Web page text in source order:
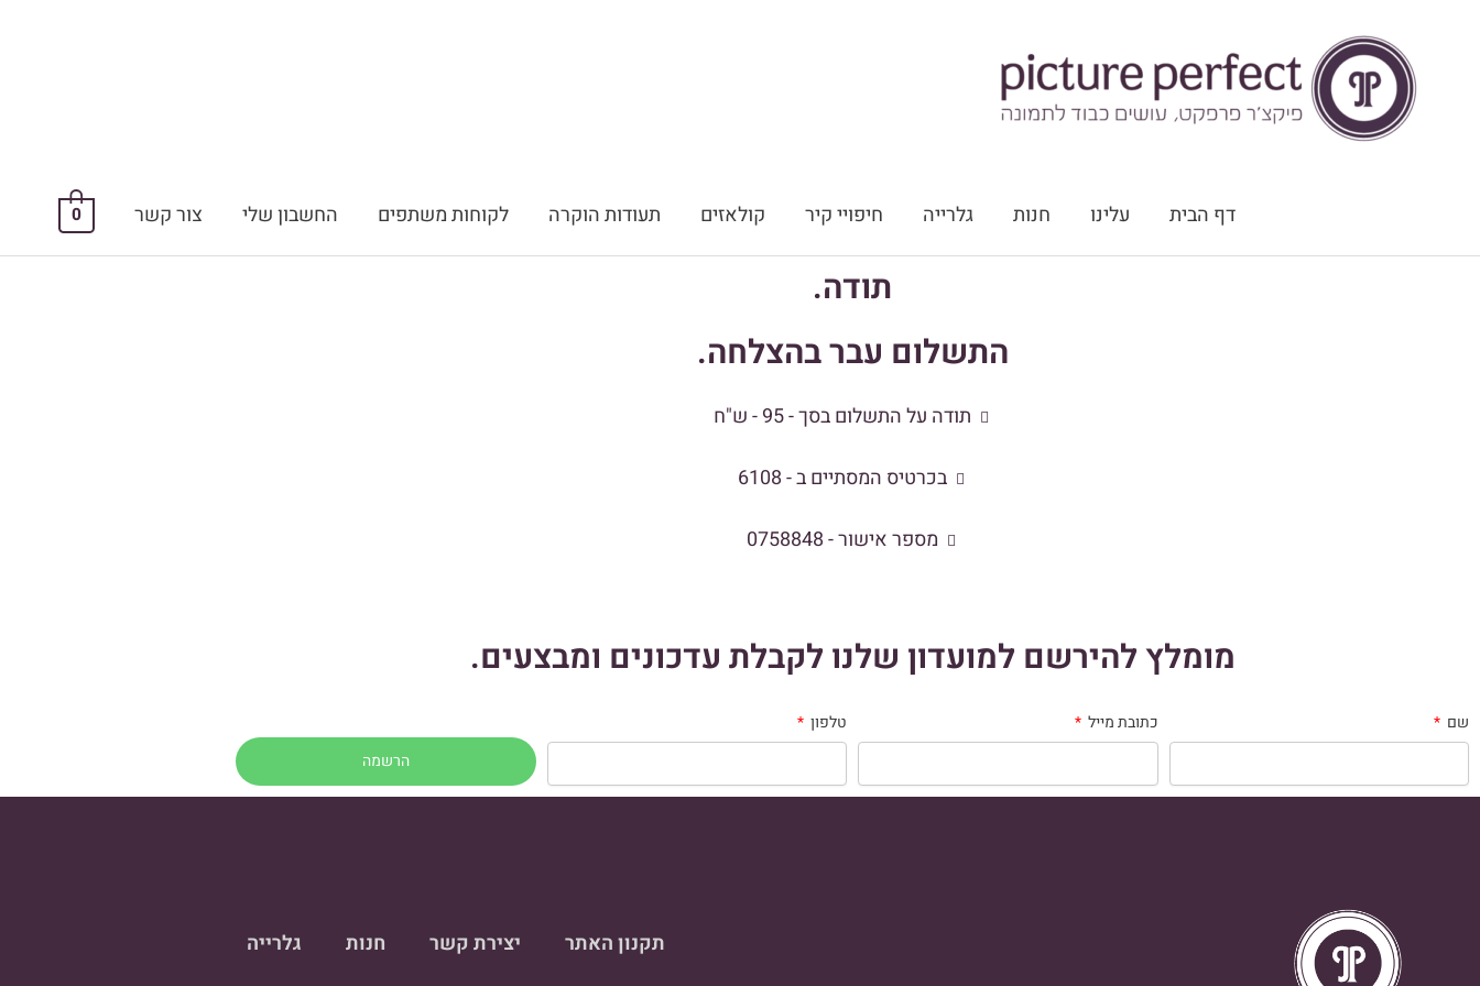
דף הבית עלינו חנות גלרייה חיפויי קיר קולאזים תעודות הוקרה לקוחות משתפים החשבון שלי צור קשר 0
תודה.
התשלום עבר בהצלחה.
תודה על התשלום בסך - 95 - ש"ח
בכרטיס המסתיים ב - 6108
מספר אישור - 0758848
מומלץ להירשם למועדון שלנו לקבלת עדכונים ומבצעים.
שם כתובת מייל טלפון
תקנון האתר יצירת קשר חנות גלרייה